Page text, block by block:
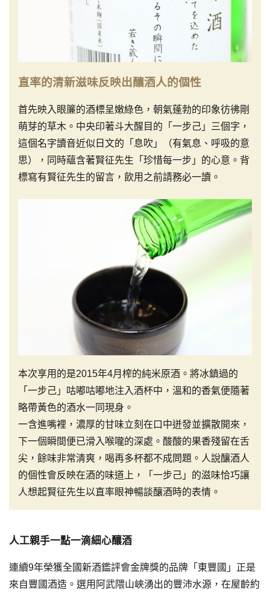
直率的清新滋味反映出釀酒人的個性
首先映入眼簾的酒標呈嫩綠色，朝氣蓬勃的印象彷彿剛
萌芽的草木。中央印著斗大醒目的「一步己」三個字，
這個名字讀音近似日文的「息吹」（有氣息、呼吸的意
思），同時蘊含著賢征先生「珍惜每一步」的心意。背
標寫有賢征先生的留言，飲用之前請務必一讀。
本次享用的是2015年4月榨的純米原酒。將冰鎮過的
「一步己」咕嘟咕嘟地注入酒杯中，溫和的香氣便隨著
略帶黃色的酒水一同現身。
一含進嘴裡，濃厚的甘味立刻在口中迸發並擴散開來，
下一個瞬間便已滑入喉嚨的深處。酸酸的果香殘留在舌
尖，餘味非常清爽，喝再多杯都不成問題。人說釀酒人
的個性會反映在酒的味道上，「一步己」的滋味恰巧讓
人想起賢征先生以直率眼神暢談釀酒時的表情。
人工親手一點一滴細心釀酒
連續9年榮獲全國新酒鑑評會金牌獎的品牌「東豐國」正是
來自豐國酒造。選用阿武隈山峽湧出的豐沛水源，在屋齡約